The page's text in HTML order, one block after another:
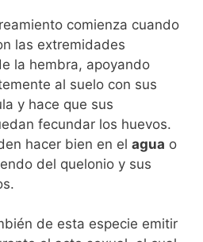
comienza cuando
las extremidades
la hembra, apoyando
al suelo con sus
y hace que sus
fecundar los huevos.
hacer bien en el agua o
del quelonio y sus
de esta especie emitir